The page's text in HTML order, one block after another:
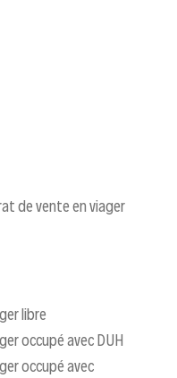
de vente en viager
libre
occupé avec DUH
occupé avec